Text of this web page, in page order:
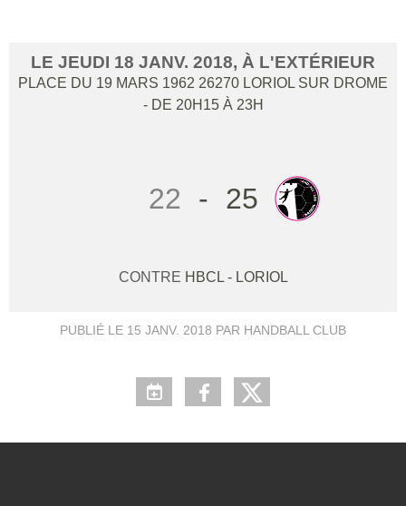
LE JEUDI 18 JANV. 2018, À L'EXTÉRIEUR
PLACE DU 19 MARS 1962 26270 LORIOL SUR DROME
- DE 20H15 À 23H
22 - 25
CONTRE HBCL - LORIOL
PUBLIÉ LE 15 JANV. 2018 PAR HANDBALL CLUB